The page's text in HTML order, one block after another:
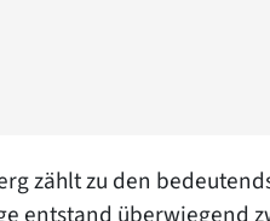
zählt zu den